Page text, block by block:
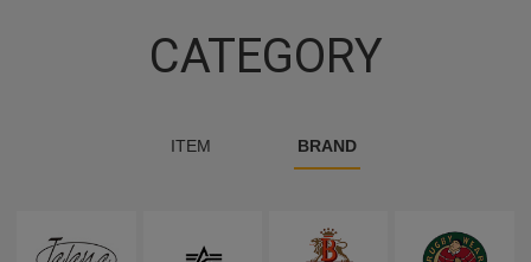
CATEGORY
ITEM BRAND